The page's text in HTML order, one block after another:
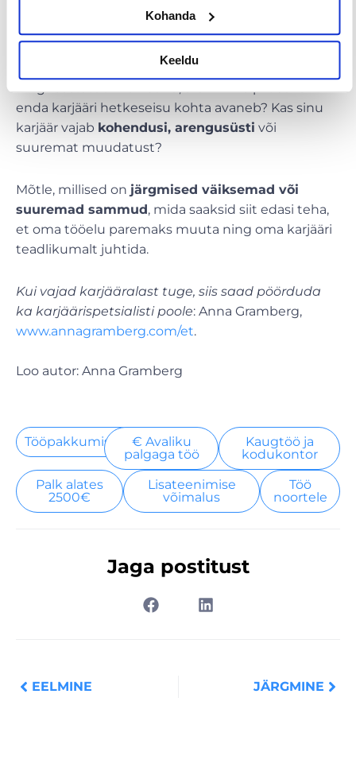
Kohanda
Keeldu
kui kõik oleks kõige paremas korras
Arengusoov või muutuse vajadus?
Kui vaatad oma vastuseid eelnevatele küsimustele
enda karjääri hetkeseisu kohta avaneb? Kas sinu
karjäär vajab kohendusi, arengusüsti või
suuremat muudatust?
Mõtle, millised on järgmised väiksemad või
suuremad sammud, mida saaksid siit edasi teha,
et oma tööelu paremaks muuta ning oma karjääri
teadlikumalt juhtida.
Kui vajad karjääralast tuge, siis saad pöörduda
ka karjäärispetsialisti poole: Anna Gramberg,
www.annagramberg.com/et.
Loo autor: Anna Gramberg
Tööpakkumised
€ Avaliku
palgaga töö
Kaugtöö ja
kodukontor
Palk alates
2500€
Lisateenimise
võimalus
Töö
noortele
Jaga postitust
EELMINE JÄRGMINE